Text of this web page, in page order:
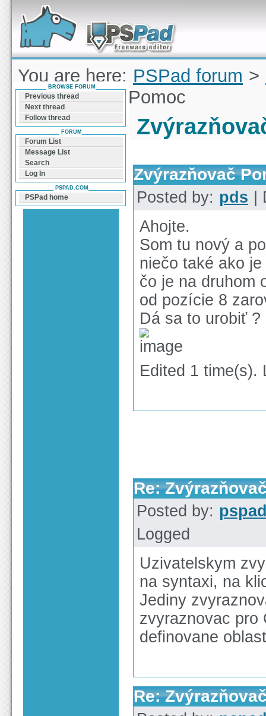
Forum can help you solve problems and quickly
find a solution with PSPad for Microsoft
Windows
You are here: PSPad forum >
Zvýrazňovač Pomoc
Zvýrazňovač
Posted by: pds |
Ahojte.
Som tu nový a
niečo také ako
čo je na druhom
od pozície 8
Dá sa to urobiť ?
Edited 1 time(s).
Re:
Posted by:
Logged
Uzivatelskym
na syntaxi, na
Jediny
zvyraznovac pro
definovane
Re:
BROWSE FORUM
Previous thread
Next thread
Follow thread
FORUM
Forum List
Message List
Search
Log In
PSPAD.COM
PSPad home